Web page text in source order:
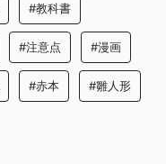
#教科書
#注意点 #漫画
#赤本 #雛人形